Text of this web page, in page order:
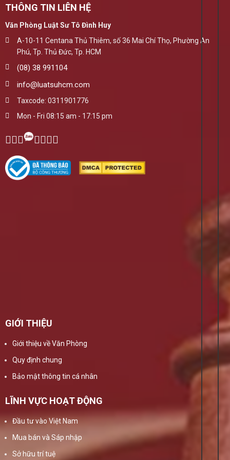
THÔNG TIN LIÊN HỆ
Văn Phòng Luật Sư Tô Đình Huy
A-10-11 Centana Thủ Thiêm, số 36 Mai Chí Thọ, Phường An
Phú, Tp. Thủ Đức, Tp. HCM
(08) 38 991104
info@luatsuhcm.com
Taxcode: 0311901776
Mon - Fri 08:15 am - 17:15 pm
GIỚI THIỆU
Giới thiệu về Văn Phòng
Quy định chung
Bảo mật thông tin cá nhân
LĨNH VỰC HOẠT ĐỘNG
Đầu tư vào Việt Nam
Mua bán và Sáp nhập
Sở hữu trí tuệ